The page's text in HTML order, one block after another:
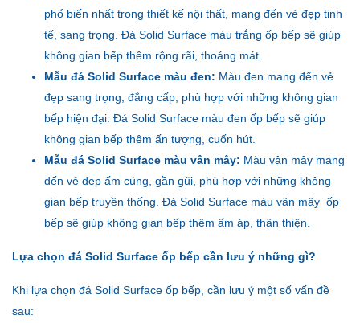
phổ biến nhất trong thiết kế nội thất, mang đến vẻ đẹp tinh
tế, sang trọng. Đá Solid Surface màu trắng ốp bếp sẽ giúp
không gian bếp thêm rộng rãi, thoáng mát.
Mẫu đá Solid Surface màu đen: Màu đen mang đến vẻ
đẹp sang trọng, đẳng cấp, phù hợp với những không gian
bếp hiện đại. Đá Solid Surface màu đen ốp bếp sẽ giúp
không gian bếp thêm ấn tượng, cuốn hút.
Mẫu đá Solid Surface màu vân mây: Màu vân mây mang
đến vẻ đẹp ấm cúng, gần gũi, phù hợp với những không
gian bếp truyền thống. Đá Solid Surface màu vân mây ốp
bếp sẽ giúp không gian bếp thêm ấm áp, thân thiện.
Lựa chọn đá Solid Surface ốp bếp cần lưu ý những gì?
Khi lựa chọn đá Solid Surface ốp bếp, cần lưu ý một số vấn đề
sau: